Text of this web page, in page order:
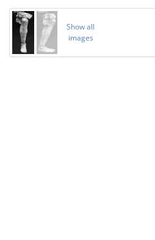
Show all
images